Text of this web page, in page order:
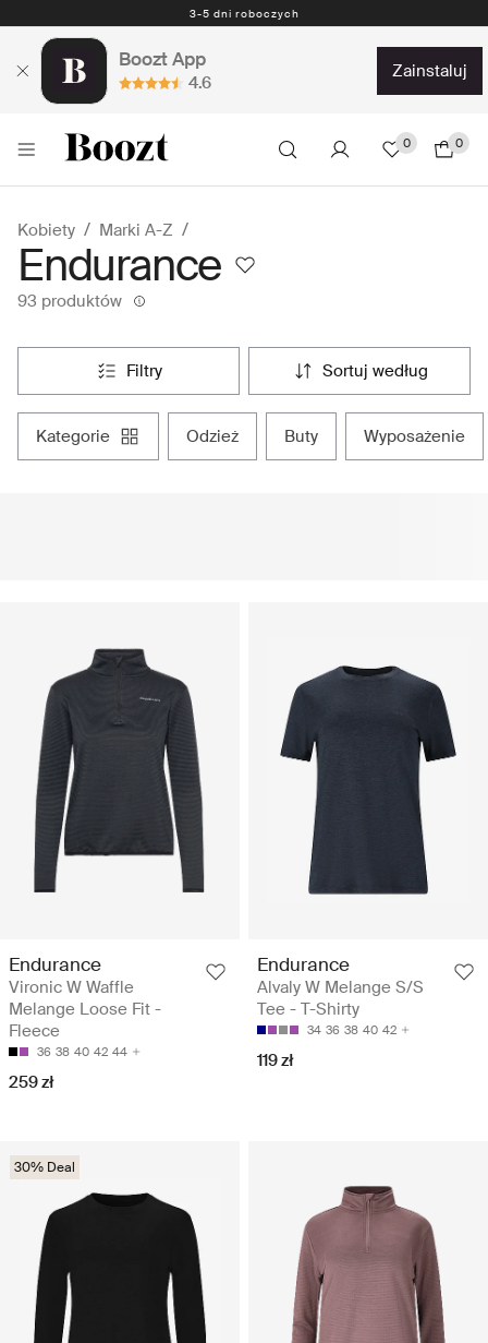
Darmowe zwroty - 30 dni Darmowe zwroty z przedpłaconą etykietą
Boozt App
4.6
zainstaluj
0 0
Kobiety Marki A-Z
Endurance
93 produktów
filtry sortuj według
kategorie odzież buty wyposażenie
Endurance
Vironic W Waffle
Melange Loose Fit -
Fleece
36 38 40 42 44
259 zł
Endurance
Alvaly W Melange S/S
Tee - T-Shirty
34 36 38 40 42
119 zł
30% Deal